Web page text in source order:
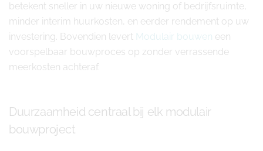
betekent sneller in uw nieuwe woning of bedrijfsruimte,
minder interim huurkosten, en eerder rendement op uw
investering. Bovendien levert Modulair bouwen een
voorspelbaar bouwproces op zonder verrassende
meerkosten achteraf.
Duurzaamheid centraal bij elk modulair
bouwproject